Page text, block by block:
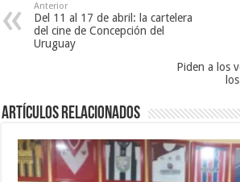
Anterior
Del 11 al 17 de abril: la cartelera
del cine de Concepción del
Uruguay
Piden a los
Artículos Relacionados